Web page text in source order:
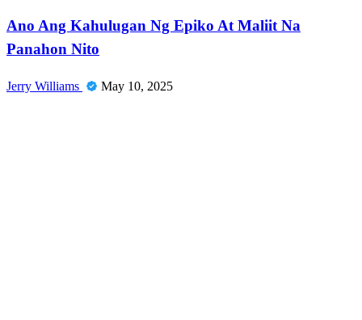
Ano Ang Kahulugan Ng Epiko At Maliit Na
Panahon Nito
Jerry Williams May 10, 2025